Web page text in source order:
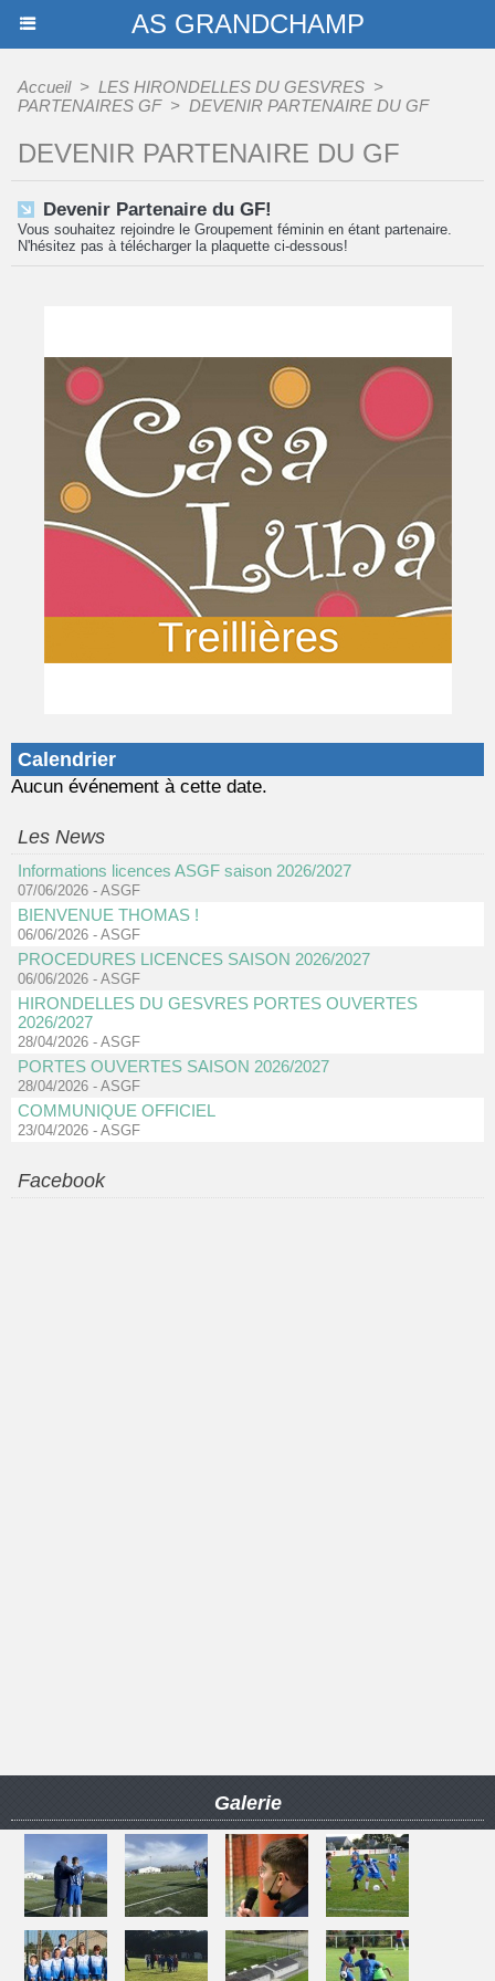
AS GRANDCHAMP
Accueil > LES HIRONDELLES DU GESVRES >
PARTENAIRES GF > DEVENIR PARTENAIRE DU GF
DEVENIR PARTENAIRE DU GF
Devenir Partenaire du GF!
Vous souhaitez rejoindre le Groupement féminin en étant partenaire.
N'hésitez pas à télécharger la plaquette ci-dessous!
Calendrier
Aucun événement à cette date.
Les News
Informations licences ASGF saison 2026/2027
07/06/2026 - ASGF
BIENVENUE THOMAS !
06/06/2026 - ASGF
PROCEDURES LICENCES SAISON 2026/2027
06/06/2026 - ASGF
HIRONDELLES DU GESVRES PORTES OUVERTES
2026/2027
28/04/2026 - ASGF
PORTES OUVERTES SAISON 2026/2027
28/04/2026 - ASGF
COMMUNIQUE OFFICIEL
23/04/2026 - ASGF
Facebook
Galerie